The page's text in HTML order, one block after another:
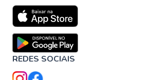
REDES SOCIAIS